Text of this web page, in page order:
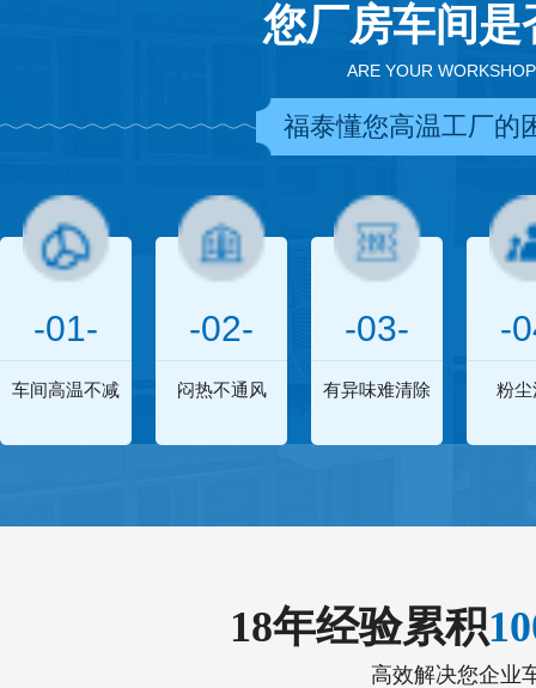
您厂房车间
ARE YOUR
福泰懂您高温工厂的
-01-
车间高温不减
-02-
闷热不通风
-03-
有异味难清除
-
粉尘
18年经验累积
高效解决您企业